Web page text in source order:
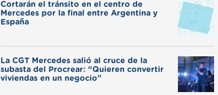
Cortarán el tránsito en el centro de
Mercedes por la final entre Argentina y
España
La CGT Mercedes salió al cruce de la
subasta del Procrear: “Quieren convertir
viviendas en un negocio”